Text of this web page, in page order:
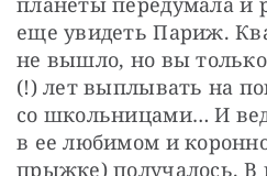
еще увидеть Париж.
не вышло, но вы только
(!) лет выплывать на
со школьницами… И
в ее любимом и
прыжке) получалось. В